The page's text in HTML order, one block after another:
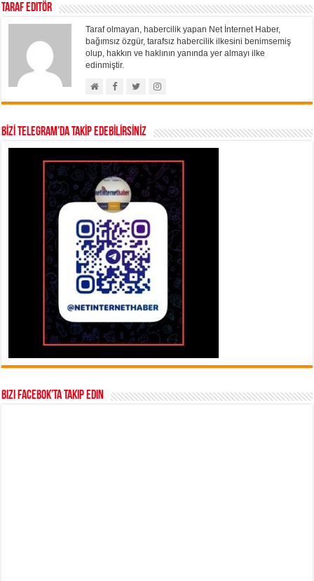
Taraf Editör
Taraf olmayan, habercilik yapan Net İnternet Haber,
bağımsız özgür, tarafsız habercilik ilkesini benimsemiş
olup, hakkın ve haklının yanında yer almayı ilke
edinmiştir.
BİZİ TELEGRAM’DA TAKİP EDEBİLİRSİNİZ
Bizi Facebok’ta takip edin